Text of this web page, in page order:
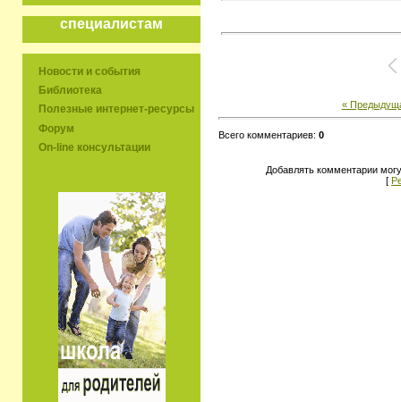
специалистам
Новости и события
Библиотека
Полезные интернет-ресурсы
Форум
On-line консультации
«
Всего комментариев: 0
Добавлять комментарии
[